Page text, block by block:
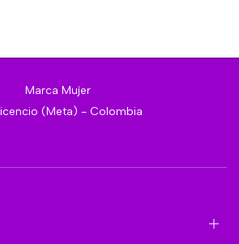
Marca Mujer
(Meta) - Colombia